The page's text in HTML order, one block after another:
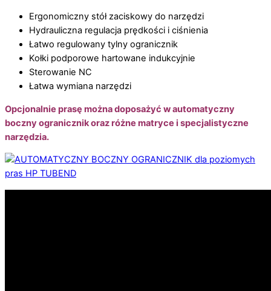
Ergonomiczny stół zaciskowy do narzędzi
Hydrauliczna regulacja prędkości i ciśnienia
Łatwo regulowany tylny ogranicznik
Kołki podporowe hartowane indukcyjnie
Sterowanie NC
Łatwa wymiana narzędzi
Opcjonalnie prasę można doposażyć w automatyczny
boczny ogranicznik oraz różne matryce i specjalistyczne
narzędzia.